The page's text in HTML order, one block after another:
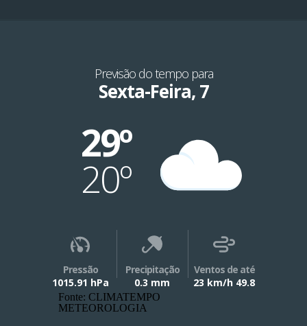
Previsão do tempo para
Sexta-Feira, 7
29º
20º
Pressão
1015.91 hPa
Precipitação
0.3 mm
Ventos de até
23 km/h 49.8
Fonte: CLIMATEMPO
METEOROLOGIA